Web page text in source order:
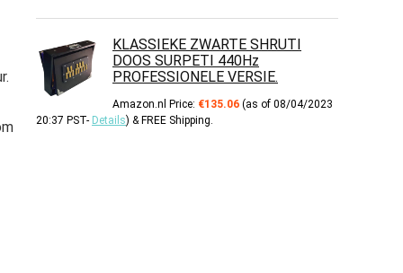
KLASSIEKE ZWARTE SHRUTI
DOOS SURPETI 440Hz
PROFESSIONELE VERSIE.
Amazon.nl Price: €135.06 (as of 08/04/2023
20:37 PST- Details) & FREE Shipping.